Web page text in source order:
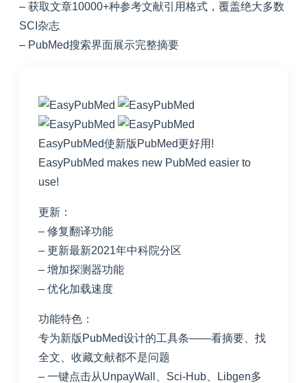
– 获取文章10000+种参考文献引用格式，覆盖绝大多数
SCI杂志
– PubMed搜索界面展示完整摘要
EasyPubMed使新版PubMed更好用!
EasyPubMed makes new PubMed easier to
use!
更新：
– 修复翻译功能
– 更新最新2021年中科院分区
– 增加探测器功能
– 优化加载速度
功能特色：
专为新版PubMed设计的工具条——看摘要、找
全文、收藏文献都不是问题
– 一键点击从UnpayWall、Sci-Hub、Libgen多